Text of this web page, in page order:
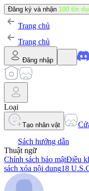
Đăng ký và nhận 100 tín
Trang chủ
Trang chủ
Đăng nhập
Loại
Tạo nhân vật
Sách hướng dẫn
Thuật ngữ
Chính sách bảo mậtĐiều
sách xóa nội dung18